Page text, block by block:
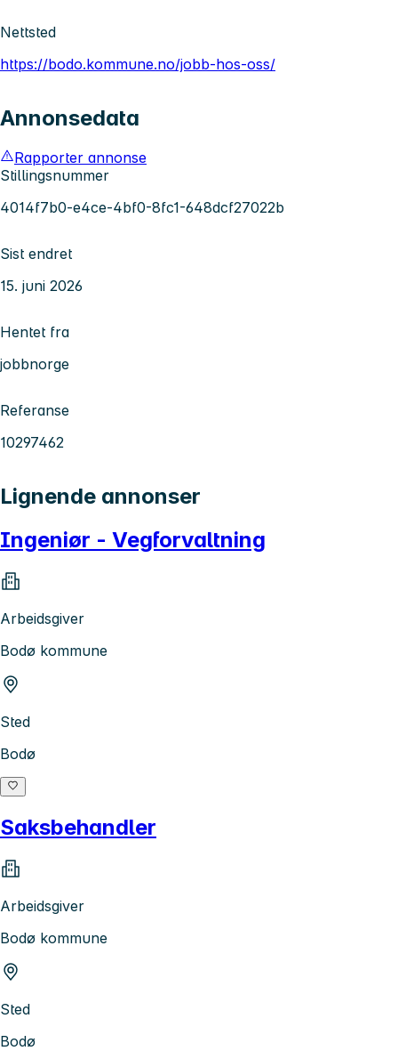
Nettsted
https://bodo.kommune.no/jobb-hos-oss/
Annonsedata
Rapporter annonse
Stillingsnummer
4014f7b0-e4ce-4bf0-8fc1-648dcf27022b
Sist endret
15. juni 2026
Hentet fra
jobbnorge
Referanse
10297462
Lignende annonser
Ingeniør - Vegforvaltning
Arbeidsgiver
Bodø kommune
Sted
Bodø
Saksbehandler
Arbeidsgiver
Bodø kommune
Sted
Bodø